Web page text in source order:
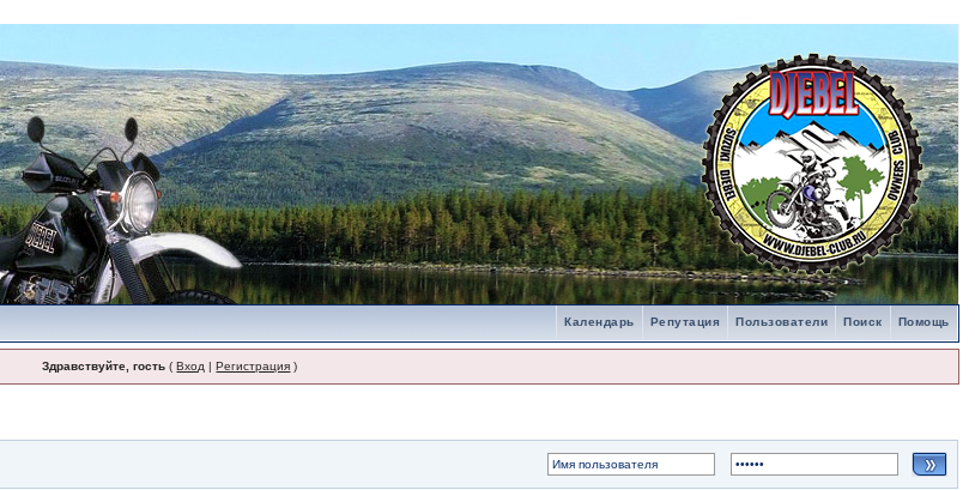
Помощь
Поиск
Пользователи
Репутация
Календарь
Здравствуйте, гость (Вход |Регистрация )